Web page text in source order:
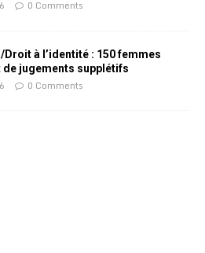
0 Comments
à l’identité : 150 femmes
de jugements supplétifs
0 Comments